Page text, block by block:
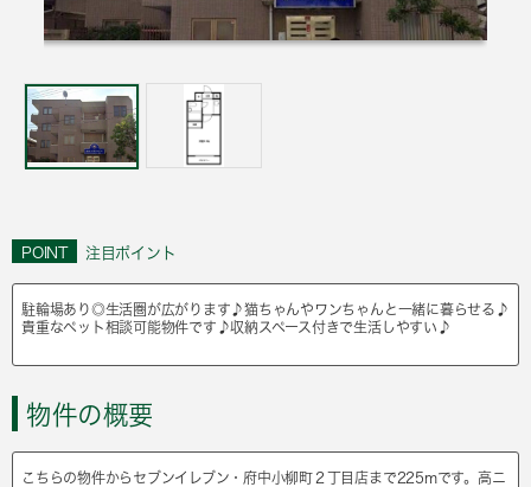
POINT 注目ポイント
駐輪場あり◎生活圏が広がります♪猫ちゃんやワンちゃんと一緒に暮らせる♪
貴重なペット相談可能物件です♪収納スペース付きで生活しやすい♪
物件の概要
こちらの物件からセブンイレブン・府中小柳町２丁目店まで225mです。高ニ